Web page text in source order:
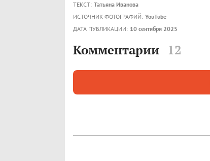
ТЕКСТ: Татьяна Иванова
ИСТОЧНИК ФОТОГРАФИЙ: YouTube
ДАТА ПУБЛИКАЦИИ: 10 сентября 2025
Комментарии 12